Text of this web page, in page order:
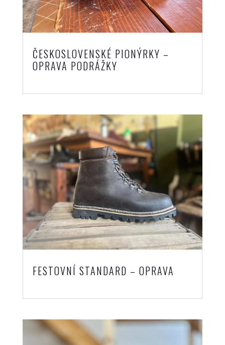
ČESKOSLOVENSKÉ PIONÝRKY –
OPRAVA PODRÁŽKY
FESTOVNÍ STANDARD – OPRAVA